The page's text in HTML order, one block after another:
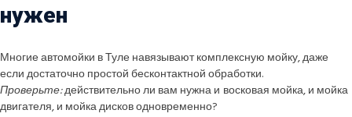
нужен
Многие автомойки в Туле навязывают комплексную мойку, даже
если достаточно простой бесконтактной обработки.
Проверьте:действительно ли вам нужна и восковая мойка, и мойка
двигателя, и мойка дисков одновременно?